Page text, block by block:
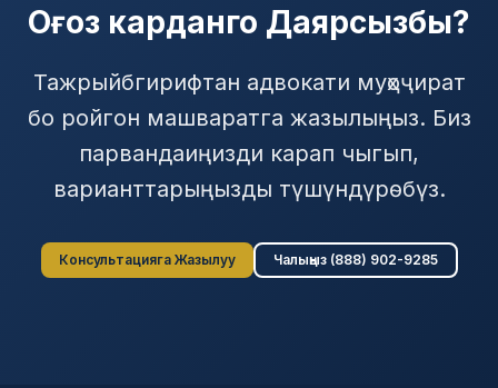
Оғоз карданго Даярсызбы?
Тажрыйбгирифтан адвокати муҳоҷират
бо ройгон машваратга жазылыңыз. Биз
парвандаиңизди карап чыгып,
варианттарыңызды түшүндүрөбүз.
Консультацияга Жазылуу Чалыңыз (888) 902-9285